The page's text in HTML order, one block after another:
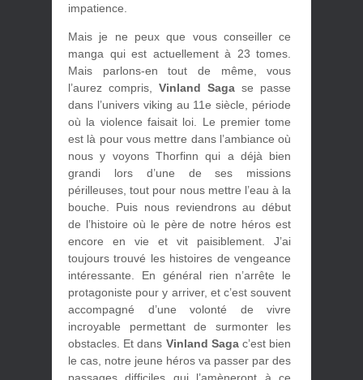
impatience.
Mais je ne peux que vous conseiller ce
manga qui est actuellement à 23 tomes.
Mais parlons-en tout de même, vous
l’aurez compris,Vinland Saga se passe
dans l’univers viking au 11e siècle, période
où la violence faisait loi. Le premier tome
est là pour vous mettre dans l’ambiance où
nous y voyons Thorfinn qui a déjà bien
grandi lors d’une de ses missions
périlleuses, tout pour nous mettre l’eau à la
bouche. Puis nous reviendrons au début
de l’histoire où le père de notre héros est
encore en vie et vit paisiblement. J’ai
toujours trouvé les histoires de vengeance
intéressante. En général rien n’arrête le
protagoniste pour y arriver, et c’est souvent
accompagné d’une volonté de vivre
incroyable permettant de surmonter les
obstacles. Et dans Vinland Sagac’est bien
le cas, notre jeune héros va passer par des